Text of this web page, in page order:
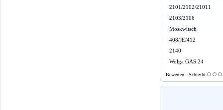
2101/2102/21011
2103/2106
Moskwitsch
408/JE/412
2140
Wolga GAS 24
Bewerten - Schlecht